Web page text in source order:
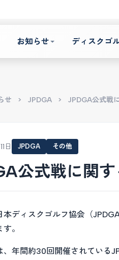
お知らせ ディスクゴ
せ > JPDGA > JPDGA公式戦
日 JPDGA その他
公式戦に関
本ディスクゴルフ協会（
。
、年間約30回開催されている